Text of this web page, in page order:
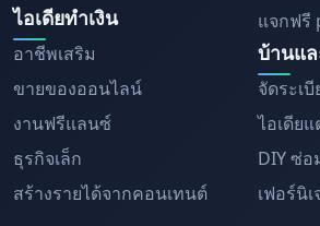
ไอเดียทำเงิน
อาชีพเสริม
ขายของออนไลน์
งานฟรีแลนซ์
ธุรกิจเล็ก
สร้างรายได้จากคอนเทนต์
แจกฟรี
บ้านแ
จัดระเ
ไอเดีย
DIY ซ่
เฟอร์นิเ